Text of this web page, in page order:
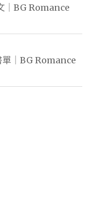
｜BG Romance
單｜BG Romance